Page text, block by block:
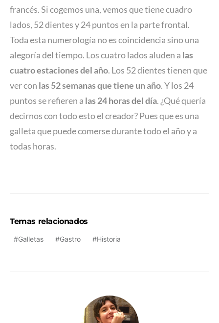
francés. Si cogemos una, vemos que tiene cuadro
lados, 52 dientes y 24 puntos en la parte frontal.
Toda esta numerología no es coincidencia sino una
alegoría del tiempo. Los cuatro lados aluden a las
cuatro estaciones del año. Los 52 dientes tienen que
ver con las 52 semanas que tiene un año. Y los 24
puntos se refieren a las 24 horas del día. ¿Qué quería
decirnos con todo esto el creador? Pues que es una
galleta que puede comerse durante todo el año y a
todas horas.
Temas relacionados
Galletas Gastro Historia